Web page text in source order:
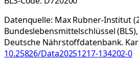
Datenquelle: Max Rubner-Institut
Bundeslebensmittelschlüssel
Deutsche Nährstoffdatenbank.
10.25826/Data20251217-134202-0